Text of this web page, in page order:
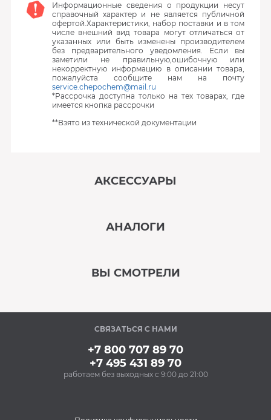
Информационные сведения о продукции несут
справочный характер и не является публичной
офертой.Характеристики, набор поставки и в том
числе внешний вид товара могут отличаться от
указанных или быть изменены производителем
без предварительного уведомления. Если вы
заметили не правильную,ошибочную или
некорректную информацию в описании товара,
пожалуйста сообщите нам на почту
service.chepochem@mail.ru
*Рассрочка доступна только на тех товарах, где
имеется кнопка рассрочки
**Взято из технической документации
АКСЕССУАРЫ
АНАЛОГИ
ВЫ СМОТРЕЛИ
В наличии
СВЯЗАТЬСЯ С НАМИ
+7 800 707 89 70
+7 495 431 89 70
работаем без выходных с 9:00 до 21:00